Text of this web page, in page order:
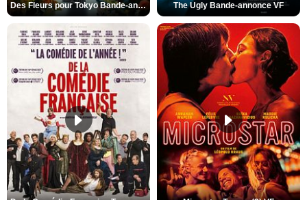
Des Fleurs pour Tokyo Bande-annonce VO STFR The Ugly Bande-annonce VF